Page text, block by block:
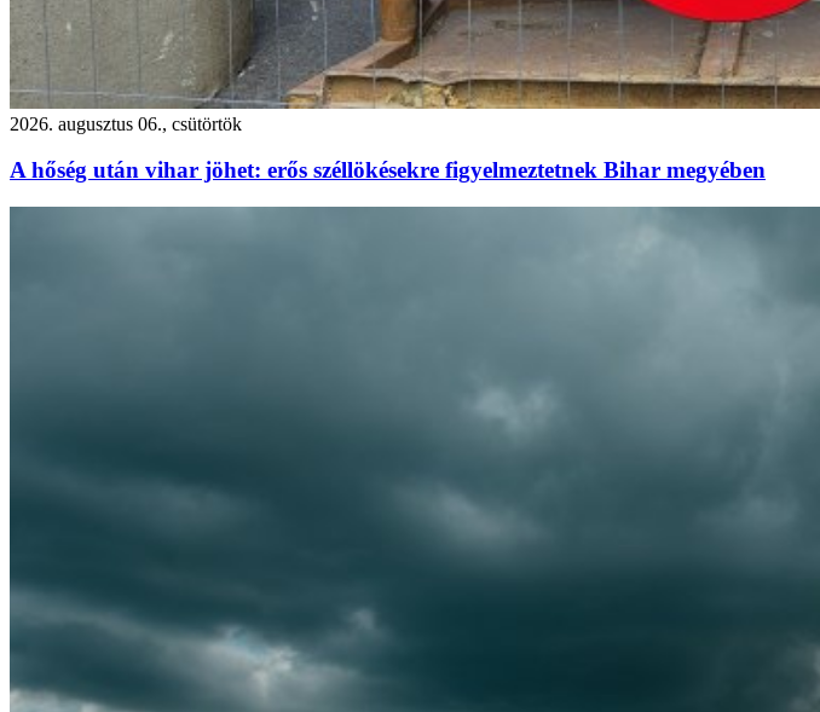
2026. augusztus 06., csütörtök
A hőség után vihar jöhet: erős széllökésekre figyelmeztetnek Bihar megyében